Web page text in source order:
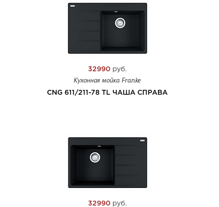
32990руб.
Кухонная мойка Franke
CNG 611/211-78 TL ЧАША СПРАВА
32990руб.